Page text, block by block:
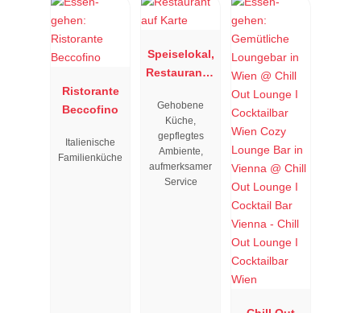
Ristorante
Beccofino
Italienische
Familienküche
Speiselokal,
Restaurant "
"
Gehobene
Küche,
gepflegtes
Ambiente,
aufmerksamer
Service